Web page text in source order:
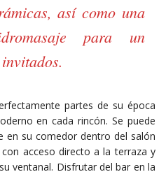
así como una
para un
partes de su época
en cada rincón. Se puede
en su comedor dentro del salón
acceso directo a la terraza y
ventanal. Disfrutar del bar en la